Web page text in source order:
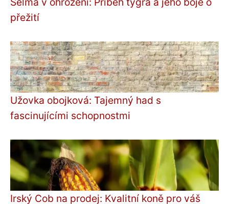
přežití
Užovka obojková: Tajemný had s
fascinujícími schopnostmi
Irský Cob na prodej: Kvalitní koně pro váš